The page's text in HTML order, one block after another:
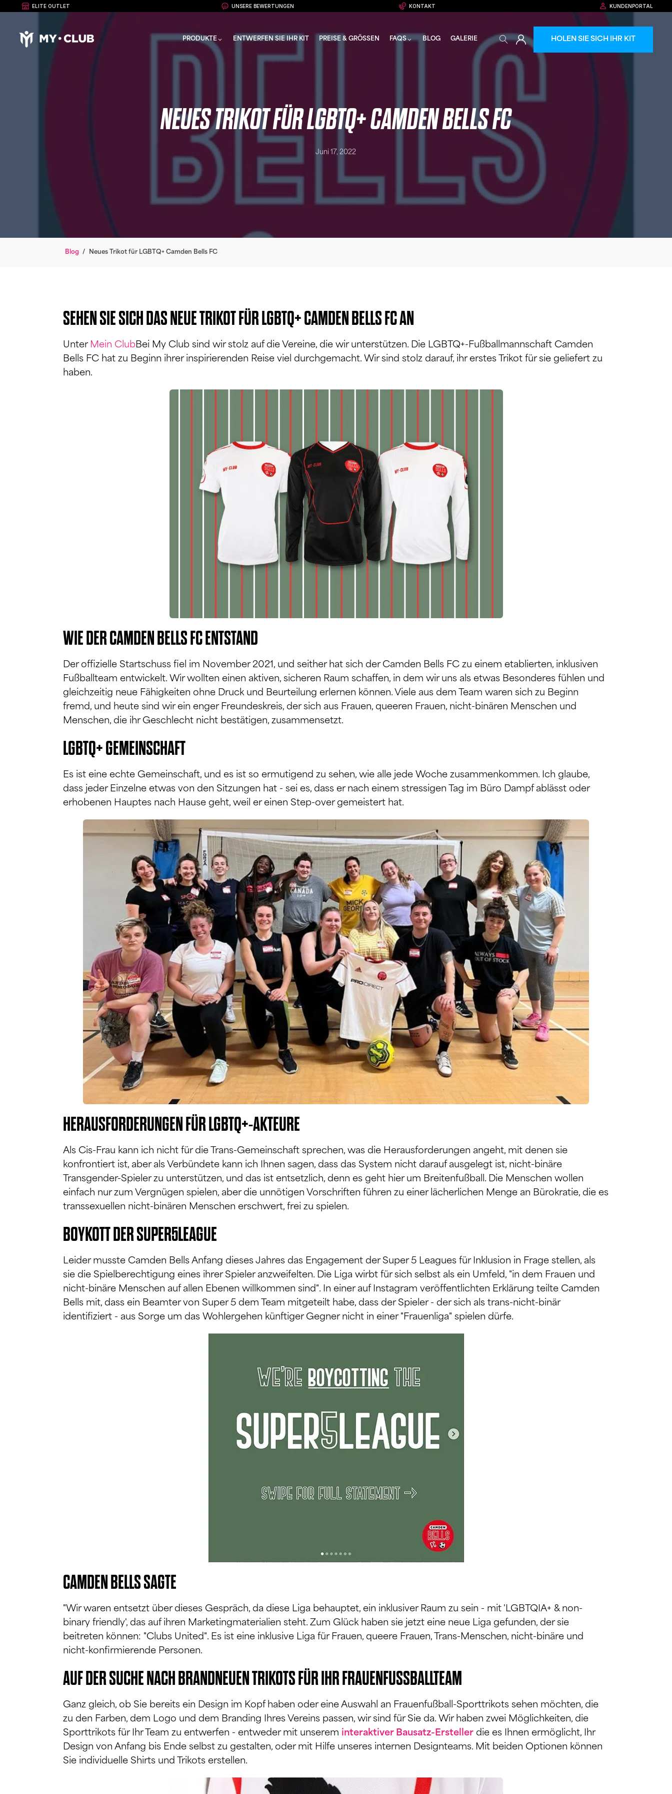
ELITE OUTLET UNSERE BEWERTUNGEN KONTAKT KUNDENPORTAL
PRODUKTE ENTWERFEN SIE IHR KIT PREISE & GRÖSSEN FAQS BLOG GALERIE HOLEN SIE SICH IHR KIT
NEUES TRIKOT FÜR LGBTQ+ CAMDEN BELLS FC
Juni 17, 2022
Blog / Neues Trikot für LGBTQ+ Camden Bells FC
SEHEN SIE SICH DAS NEUE TRIKOT FÜR LGBTQ+ CAMDEN BELLS FC AN
Unter Mein ClubBei My Club sind wir stolz auf die Vereine, die wir unterstützen. Die LGBTQ+-Fußballmannschaft Camden
Bells FC hat zu Beginn ihrer inspirierenden Reise viel durchgemacht. Wir sind stolz darauf, ihr erstes Trikot für sie geliefert zu
haben.
WIE DER CAMDEN BELLS FC ENTSTAND
Der offizielle Startschuss fiel im November 2021, und seither hat sich der Camden Bells FC zu einem etablierten, inklusiven
Fußballteam entwickelt. Wir wollten einen aktiven, sicheren Raum schaffen, in dem wir uns als etwas Besonderes fühlen und
gleichzeitig neue Fähigkeiten ohne Druck und Beurteilung erlernen können. Viele aus dem Team waren sich zu Beginn
fremd, und heute sind wir ein enger Freundeskreis, der sich aus Frauen, queeren Frauen, nicht-binären Menschen und
Menschen, die ihr Geschlecht nicht bestätigen, zusammensetzt.
LGBTQ+ GEMEINSCHAFT
Es ist eine echte Gemeinschaft, und es ist so ermutigend zu sehen, wie alle jede Woche zusammenkommen. Ich glaube,
dass jeder Einzelne etwas von den Sitzungen hat - sei es, dass er nach einem stressigen Tag im Büro Dampf ablässt oder
erhobenen Hauptes nach Hause geht, weil er einen Step-over gemeistert hat.
HERAUSFORDERUNGEN FÜR LGBTQ+-AKTEURE
Als Cis-Frau kann ich nicht für die Trans-Gemeinschaft sprechen, was die Herausforderungen angeht, mit denen sie
konfrontiert ist, aber als Verbündete kann ich Ihnen sagen, dass das System nicht darauf ausgelegt ist, nicht-binäre
Transgender-Spieler zu unterstützen, und das ist entsetzlich, denn es geht hier um Breitenfußball. Die Menschen wollen
einfach nur zum Vergnügen spielen, aber die unnötigen Vorschriften führen zu einer lächerlichen Menge an Bürokratie, die es
transsexuellen nicht-binären Menschen erschwert, frei zu spielen.
BOYKOTT DER SUPER5LEAGUE
Leider musste Camden Bells Anfang dieses Jahres das Engagement der Super 5 Leagues für Inklusion in Frage stellen, als
sie die Spielberechtigung eines ihrer Spieler anzweifelten. Die Liga wirbt für sich selbst als ein Umfeld, "in dem Frauen und
nicht-binäre Menschen auf allen Ebenen willkommen sind". In einer auf Instagram veröffentlichten Erklärung teilte Camden
Bells mit, dass ein Beamter von Super 5 dem Team mitgeteilt habe, dass der Spieler - der sich als trans-nicht-binär
identifiziert - aus Sorge um das Wohlergehen künftiger Gegner nicht in einer "Frauenliga" spielen dürfe.
CAMDEN BELLS SAGTE
"Wir waren entsetzt über dieses Gespräch, da diese Liga behauptet, ein inklusiver Raum zu sein - mit 'LGBTQIA+ & non-
binary friendly', das auf ihren Marketingmaterialien steht. Zum Glück haben sie jetzt eine neue Liga gefunden, der sie
beitreten können: "Clubs United". Es ist eine inklusive Liga für Frauen, queere Frauen, Trans-Menschen, nicht-binäre und
nicht-konfirmierende Personen.
AUF DER SUCHE NACH BRANDNEUEN TRIKOTS FÜR IHR FRAUENFUSSBALLTEAM
Ganz gleich, ob Sie bereits ein Design im Kopf haben oder eine Auswahl an Frauenfußball-Sporttrikots sehen möchten, die
zu den Farben, dem Logo und dem Branding Ihres Vereins passen, wir sind für Sie da. Wir haben zwei Möglichkeiten, die
Sporttrikots für Ihr Team zu entwerfen - entweder mit unserem interaktiver Bausatz-Ersteller die es Ihnen ermöglicht, Ihr
Design von Anfang bis Ende selbst zu gestalten, oder mit Hilfe unseres internen Designteams. Mit beiden Optionen können
Sie individuelle Shirts und Trikots erstellen.